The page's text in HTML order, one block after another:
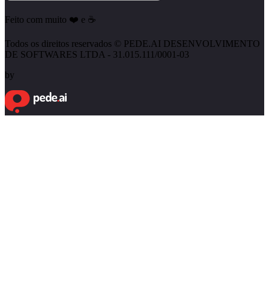
Feito com muito ❤️ e ☕
Todos os direitos reservados © PEDE.AI DESENVOLVIMENTO
DE SOFTWARES LTDA - 31.015.111/0001-03
by